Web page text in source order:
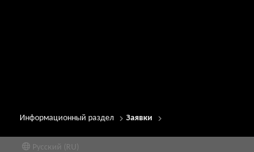
Информационный раздел Заявки
Русский (RU)